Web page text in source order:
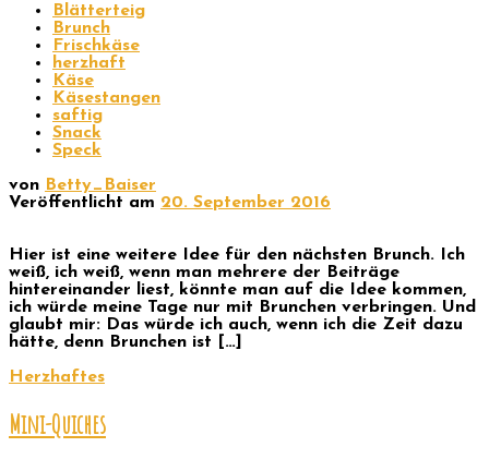
Blätterteig
Brunch
Frischkäse
herzhaft
Käse
Käsestangen
saftig
Snack
Speck
von Betty_Baiser
Veröffentlicht am 20. September 2016
Hier ist eine weitere Idee für den nächsten Brunch. Ich
weiß, ich weiß, wenn man mehrere der Beiträge
hintereinander liest, könnte man auf die Idee kommen,
ich würde meine Tage nur mit Brunchen verbringen. Und
glaubt mir: Das würde ich auch, wenn ich die Zeit dazu
hätte, denn Brunchen ist […]
Herzhaftes
Mini-Quiches